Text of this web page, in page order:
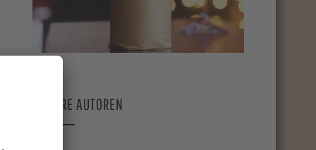
UNSERE AUTOREN